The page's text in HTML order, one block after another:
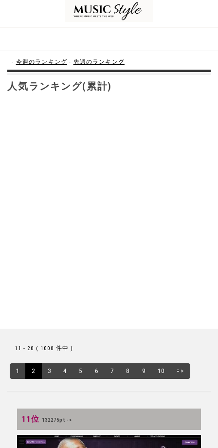
- 今週のランキング - 先週のランキング
人気ランキング(累計)
11 - 20 ( 1000 件中 )
1 2 3 4 5 6 7 8 9 10 =>
11位 132275pt ->